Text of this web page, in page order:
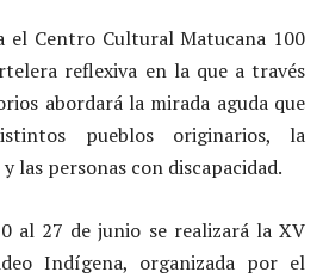
el Centro Cultural Matucana 100
reflexiva en la que a través
abordará la mirada aguda que
pueblos originarios, la
las personas con discapacidad.
al 27 de junio se realizará la XV
Indígena, organizada por el